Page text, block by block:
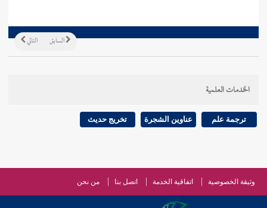
التالي السابق
الخدمات العلمية
ترجمة علم عناوين الشجرة تخريج حديث
وثيقة الخصوصية اتفاقية الخدمة اتصل بنا من نحن